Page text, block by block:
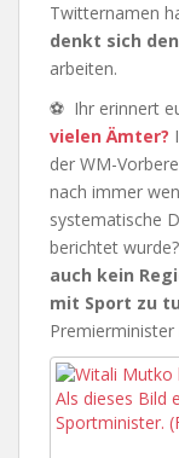
Twitternamen
denkt sich
arbeiten.
⚽ Ihr erinnert
vielen Ämter?
der WM-
nach immer
systematische
berichtet wurde?
auch kein
mit Sport zu